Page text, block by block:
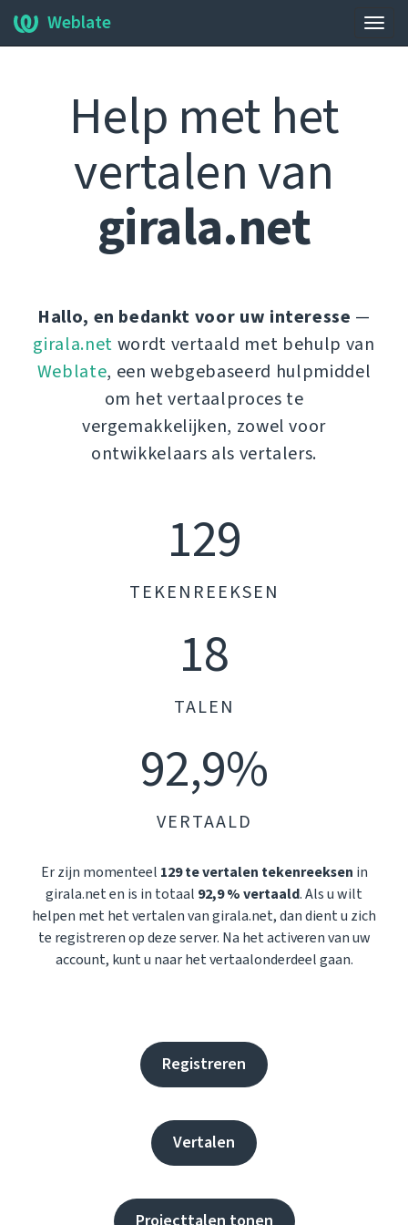
Weblate
Help met het
vertalen van
girala.net
Hallo, en bedankt voor uw interesse —
girala.net wordt vertaald met behulp van
Weblate, een webgebaseerd hulpmiddel
om het vertaalproces te
vergemakkelijken, zowel voor
ontwikkelaars als vertalers.
129
TEKENREEKSEN
18
TALEN
92,9%
VERTAALD
Er zijn momenteel 129 te vertalen tekenreeksen in
girala.net en is in totaal 92,9 % vertaald. Als u wilt
helpen met het vertalen van girala.net, dan dient u zich
te registreren op deze server. Na het activeren van uw
account, kunt u naar het vertaalonderdeel gaan.
Registreren
Vertalen